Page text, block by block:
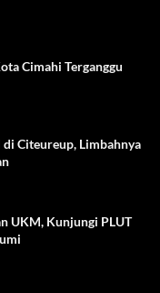
Cimahi Terganggu
Citeureup, Limbahnya
UKM, Kunjungi PLUT